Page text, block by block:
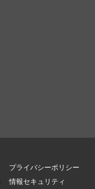
プライバシーポリシー
情報セキュリティ